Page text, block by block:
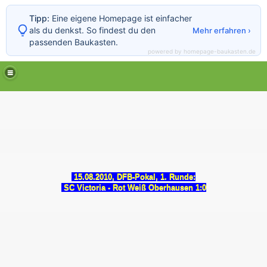
15.08.2010, DFB-Pokal, 1. Runde:
SC Victoria - Rot Weiß Oberhausen 1:0
Tipp: Eine eigene Homepage ist einfacher
als du denkst. So findest du den
passenden Baukasten.
Mehr erfahren ›
powered by homepage-baukasten.de